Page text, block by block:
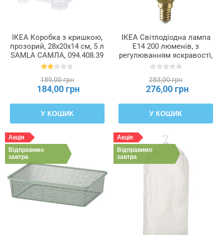
ІКЕА Коробка з кришкою,
прозорий, 28x20x14 см, 5 л
SAMLA САМЛА, 094.408.39
189,00 грн
184,00 грн
У КОШИК
ІКЕА Світлодіодна лампа
E14 200 люменів, з
регулюванням яскравості,
у формі трубочки,
LUNNOM ЛУННОМ,
805.169.62
283,00 грн
276,00 грн
У КОШИК
Акція
Відправимо
завтра
Акція
Відправимо
завтра